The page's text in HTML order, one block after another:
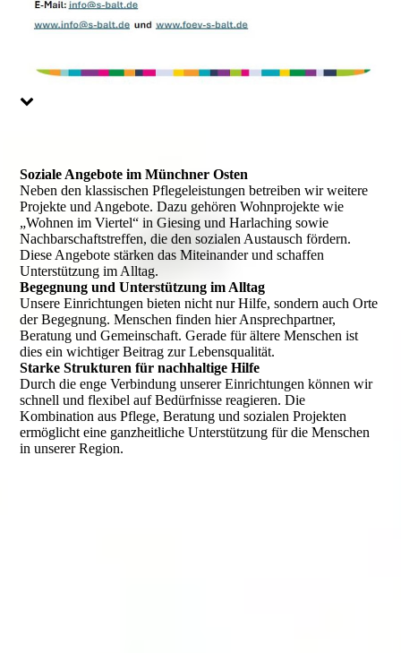
Soziale Angebote im Münchner Osten
Neben den klassischen Pflegeleistungen betreiben wir weitere
Projekte und Angebote. Dazu gehören Wohnprojekte wie
„Wohnen im Viertel“ in Giesing und Harlaching sowie
Nachbarschaftstreffen, die den sozialen Austausch fördern.
Diese Angebote stärken das Miteinander und schaffen
Unterstützung im Alltag.
Begegnung und Unterstützung im Alltag
Unsere Einrichtungen bieten nicht nur Hilfe, sondern auch Orte
der Begegnung. Menschen finden hier Ansprechpartner,
Beratung und Gemeinschaft. Gerade für ältere Menschen ist
dies ein wichtiger Beitrag zur Lebensqualität.
Starke Strukturen für nachhaltige Hilfe
Durch die enge Verbindung unserer Einrichtungen können wir
schnell und flexibel auf Bedürfnisse reagieren. Die
Kombination aus Pflege, Beratung und sozialen Projekten
ermöglicht eine ganzheitliche Unterstützung für die Menschen
in unserer Region.